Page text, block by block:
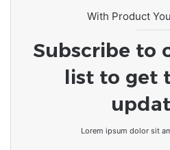
With Product
Subscribe to
list to get
Lorem ipsum dolor sit